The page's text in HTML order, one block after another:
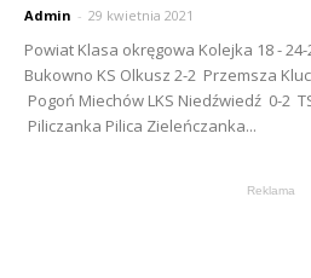
Admin - 29 kwietnia 2021
Powiat Klasa okręgowa Kolejka 18 -
Bukowno KS Olkusz 2-2 Przemsza
Pogoń Miechów LKS Niedźwiedź 0-2
Piliczanka Pilica Zieleńczanka...
Reklama